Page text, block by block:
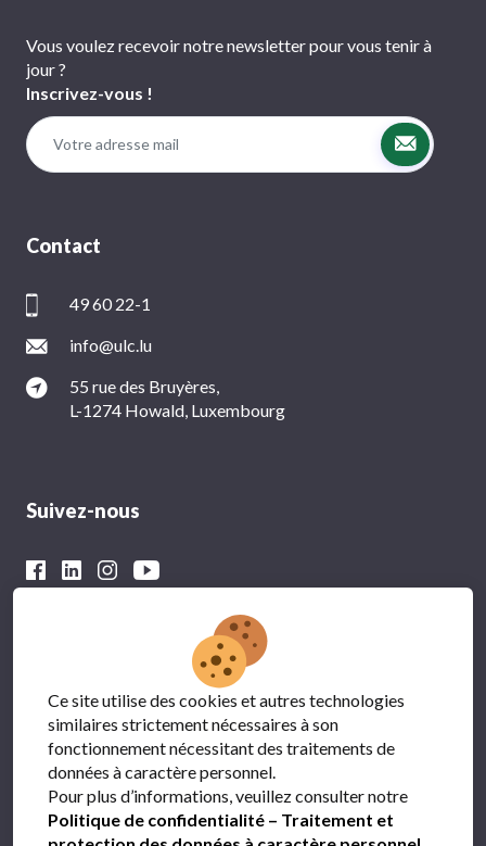
Vous voulez recevoir notre newsletter pour vous tenir à
jour ?
Inscrivez-vous !
Contact
49 60 22-1
info@ulc.lu
55 rue des Bruyères,
L-1274 Howald, Luxembourg
Suivez-nous
Avec le soutien financier du
Ce site utilise des cookies et autres technologies
similaires strictement nécessaires à son
fonctionnement nécessitant des traitements de
données à caractère personnel.
Pour plus d’informations, veuillez consulter notre
Politique de confidentialité – Traitement et